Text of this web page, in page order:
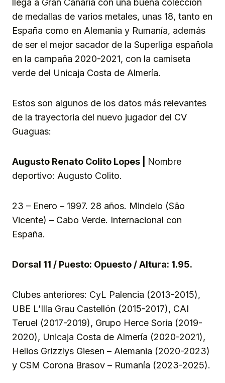
llega a Gran Canaria con una buena colección
de medallas de varios metales, unas 18, tanto en
España como en Alemania y Rumanía, además
de ser el mejor sacador de la Superliga española
en la campaña 2020-2021, con la camiseta
verde del Unicaja Costa de Almería.
Estos son algunos de los datos más relevantes
de la trayectoria del nuevo jugador del CV
Guaguas:
Augusto Renato Colito Lopes | Nombre
deportivo: Augusto Colito.
23 – Enero – 1997. 28 años. Mindelo (São
Vicente) – Cabo Verde. Internacional con
España.
Dorsal 11 / Puesto: Opuesto / Altura: 1.95.
Clubes anteriores: CyL Palencia (2013-2015),
UBE L’Illa Grau Castellón (2015-2017), CAI
Teruel (2017-2019), Grupo Herce Soria (2019-
2020), Unicaja Costa de Almería (2020-2021),
Helios Grizzlys Giesen – Alemania (2020-2023)
y CSM Corona Brasov – Rumanía (2023-2025).